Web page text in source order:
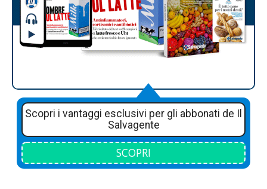
Scopri i vantaggi esclusivi per gli abbonati de Il
Salvagente
SCOPRI